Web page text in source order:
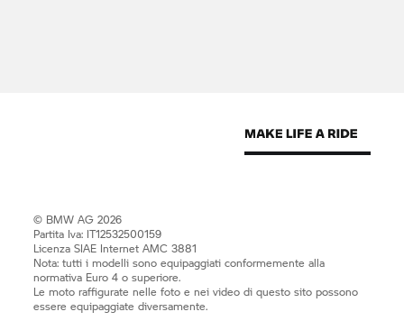
© BMW AG 2026
Partita Iva: IT12532500159
Licenza SIAE Internet AMC 3881
Nota: tutti i modelli sono equipaggiati conformemente alla
normativa Euro 4 o superiore.
Le moto raffigurate nelle foto e nei video di questo sito possono
essere equipaggiate diversamente.